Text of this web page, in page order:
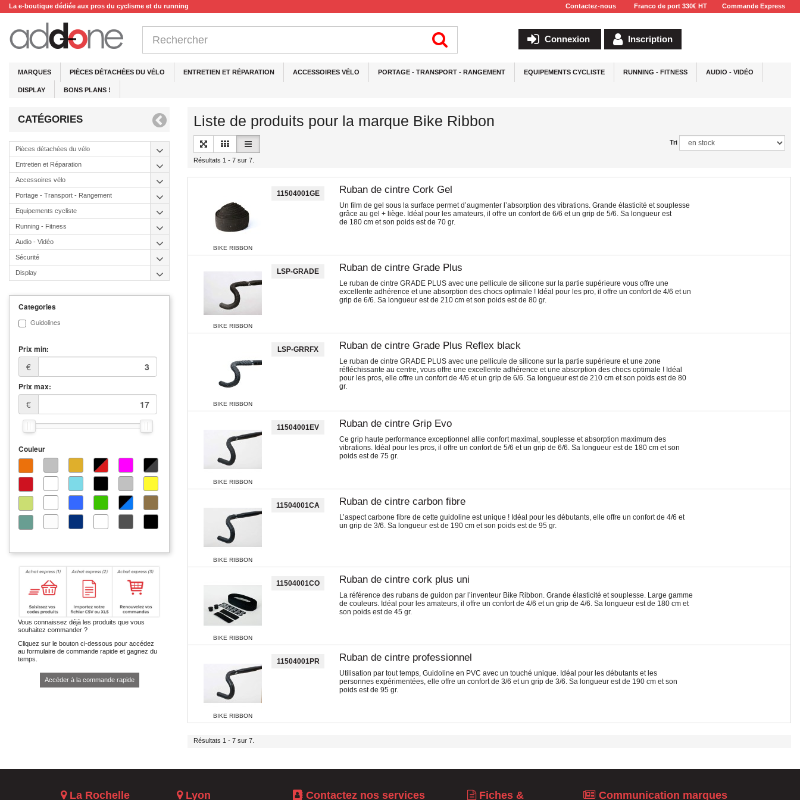
La e-boutique dédiée aux pros du cyclisme et du running Contactez-nous Franco de port 330€ HT Commande Express
Connexion Inscription
MARQUES PIÈCES DÉTACHÉES DU VÉLO ENTRETIEN ET RÉPARATION ACCESSOIRES VÉLO PORTAGE - TRANSPORT - RANGEMENT EQUIPEMENTS CYCLISTE RUNNING - FITNESS AUDIO - VIDÉO
DISPLAY BONS PLANS !
CATÉGORIES
Pièces détachées du vélo
Entretien et Réparation
Accessoires vélo
Portage - Transport - Rangement
Equipements cycliste
Running - Fitness
Audio - Vidéo
Sécurité
Display
Categories
Guidolines
Prix min:
€
Prix max:
€
Couleur
Vous connaissez déjà les produits que vous
souhaitez commander ?
Cliquez sur le bouton ci-dessous pour accédez
au formulaire de commande rapide et gagnez du
temps.
Accéder à la commande rapide
Liste de produits pour la marque Bike Ribbon
Tri
Résultats 1 - 7 sur 7.
BIKE RIBBON
11504001GE Ruban de cintre Cork Gel
Un film de gel sous la surface permet d’augmenter l’absorption des vibrations. Grande élasticité et souplesse
grâce au gel + liège. Idéal pour les amateurs, il offre un confort de 6/6 et un grip de 5/6. Sa longueur est
de 180 cm et son poids est de 70 gr.
BIKE RIBBON
LSP-GRADE Ruban de cintre Grade Plus
Le ruban de cintre GRADE PLUS avec une pellicule de silicone sur la partie supérieure vous offre une
excellente adhérence et une absorption des chocs optimale ! Idéal pour les pro, il offre un confort de 4/6 et un
grip de 6/6. Sa longueur est de 210 cm et son poids est de 80 gr.
BIKE RIBBON
LSP-GRRFX Ruban de cintre Grade Plus Reflex black
Le ruban de cintre GRADE PLUS avec une pellicule de silicone sur la partie supérieure et une zone
réfléchissante au centre, vous offre une excellente adhérence et une absorption des chocs optimale ! Idéal
pour les pros, elle offre un confort de 4/6 et un grip de 6/6. Sa longueur est de 210 cm et son poids est de 80
gr.
BIKE RIBBON
11504001EV Ruban de cintre Grip Evo
Ce grip haute performance exceptionnel allie confort maximal, souplesse et absorption maximum des
vibrations. Idéal pour les pros, il offre un confort de 5/6 et un grip de 6/6. Sa longueur est de 180 cm et son
poids est de 75 gr.
BIKE RIBBON
11504001CA Ruban de cintre carbon fibre
L’aspect carbone fibre de cette guidoline est unique ! Idéal pour les débutants, elle offre un confort de 4/6 et
un grip de 3/6. Sa longueur est de 190 cm et son poids est de 95 gr.
BIKE RIBBON
11504001CO Ruban de cintre cork plus uni
La référence des rubans de guidon par l’inventeur Bike Ribbon. Grande élasticité et souplesse. Large gamme
de couleurs. Idéal pour les amateurs, il offre un confort de 4/6 et un grip de 4/6. Sa longueur est de 180 cm et
son poids est de 45 gr.
BIKE RIBBON
11504001PR Ruban de cintre professionnel
Utilisation par tout temps, Guidoline en PVC avec un touché unique. Idéal pour les débutants et les
personnes expérimentées, elle offre un confort de 3/6 et un grip de 3/6. Sa longueur est de 190 cm et son
poids est de 95 gr.
Résultats 1 - 7 sur 7.
La Rochelle Lyon Contactez nos services Fiches & Communication marques